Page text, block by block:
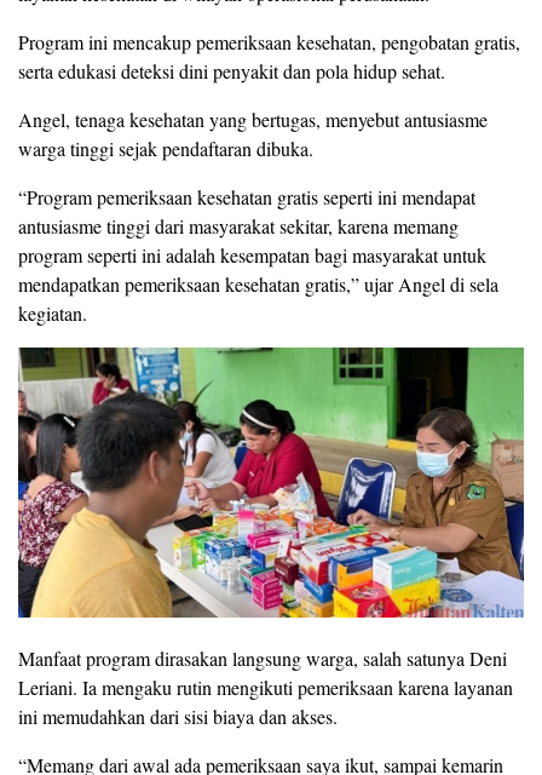
Program ini mencakup pemeriksaan kesehatan, pengobatan gratis,
serta edukasi deteksi dini penyakit dan pola hidup sehat.
Angel, tenaga kesehatan yang bertugas, menyebut antusiasme
warga tinggi sejak pendaftaran dibuka.
“Program pemeriksaan kesehatan gratis seperti ini mendapat
antusiasme tinggi dari masyarakat sekitar, karena memang
program seperti ini adalah kesempatan bagi masyarakat untuk
mendapatkan pemeriksaan kesehatan gratis,” ujar Angel di sela
kegiatan.
Manfaat program dirasakan langsung warga, salah satunya Deni
Leriani. Ia mengaku rutin mengikuti pemeriksaan karena layanan
ini memudahkan dari sisi biaya dan akses.
“Memang dari awal ada pemeriksaan saya ikut, sampai kemarin